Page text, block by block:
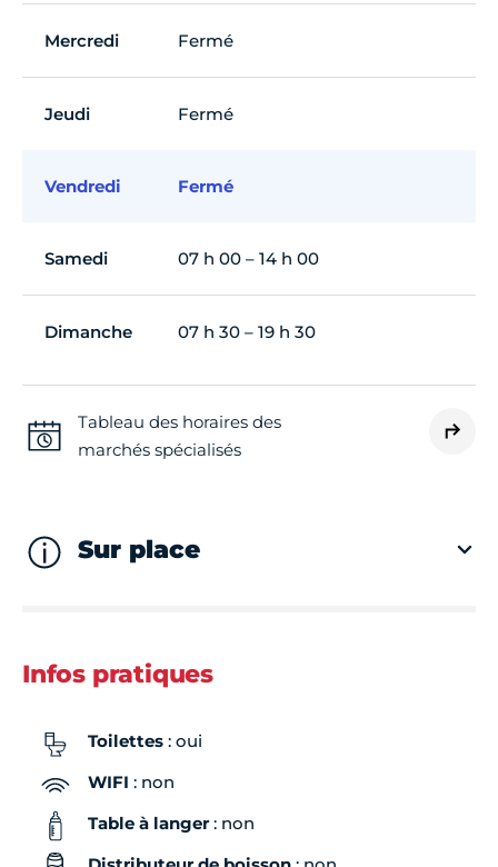
Mercredi Fermé
Jeudi Fermé
Vendredi Fermé
Samedi 07 h 00 – 14 h 00
Dimanche 07 h 30 – 19 h 30
Tableau des horaires des
marchés spécialisés
Sur place
Infos pratiques
Toilettes : oui
WIFI : non
Table à langer: non